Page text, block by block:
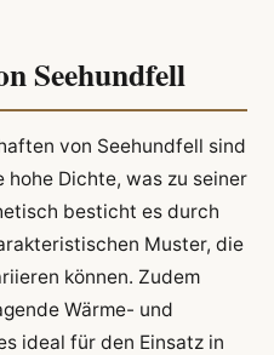
Seehundfell
von Seehundfell sind
hohe Dichte, was zu seiner
besticht es durch
Muster, die
können. Zudem
Wärme- und
ideal für den Einsatz in